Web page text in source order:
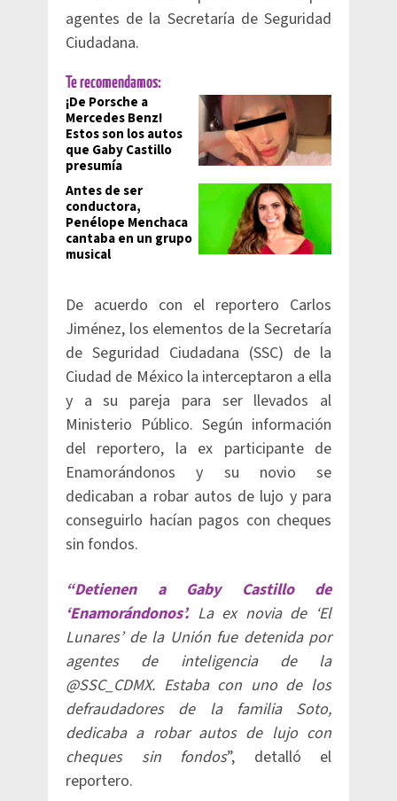
agentes de la Secretaría de Seguridad
Ciudadana.
Te recomendamos:
¡De Porsche a
Mercedes Benz!
Estos son los autos
que Gaby Castillo
presumía
Antes de ser
conductora,
Penélope Menchaca
cantaba en un grupo
musical
De acuerdo con el reportero Carlos
Jiménez, los elementos de la Secretaría
de Seguridad Ciudadana (SSC) de la
Ciudad de México la interceptaron a ella
y a su pareja para ser llevados al
Ministerio Público. Según información
del reportero, la ex participante de
Enamorándonos y su novio se
dedicaban a robar autos de lujo y para
conseguirlo hacían pagos con cheques
sin fondos.
“Detienen a Gaby Castillo de
‘Enamorándonos’. La ex novia de ‘El
Lunares’ de la Unión fue detenida por
agentes de inteligencia de la
@SSC_CDMX. Estaba con uno de los
defraudadores de la familia Soto,
dedicaba a robar autos de lujo con
cheques sin fondos”, detalló el
reportero.